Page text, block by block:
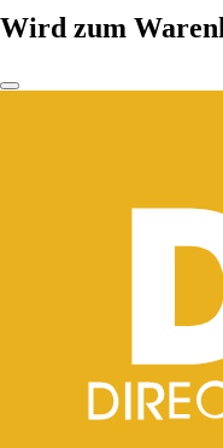
Wird zum